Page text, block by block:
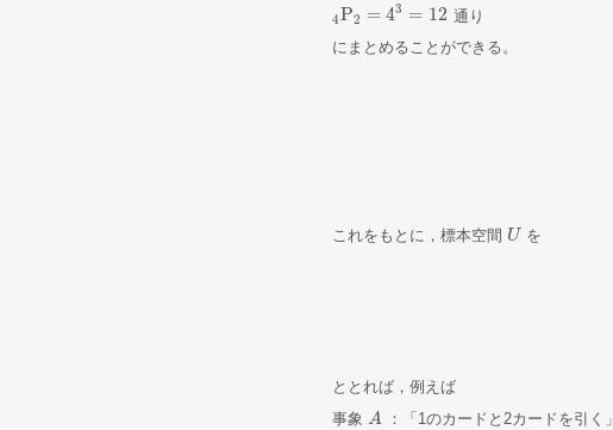
4P2 = 43 = 12
4Ρ2 =43 =12
通り
にまとめることができる。
これをもとに，標本空間 U
U を
ととれば，例えば
事象 A
A
：「1のカードと2カードを引く」